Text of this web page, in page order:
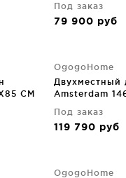
Под заказ
79 900 руб
CM
OgogoHome
Двухместный
Amsterdam
Под заказ
119 790 руб
OgogoHome